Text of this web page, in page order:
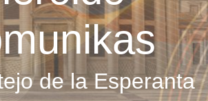
de la Esperanta